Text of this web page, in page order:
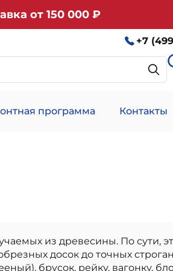
от 150 000 ₽
+7
программа Контакты
из древесины. По сути,
досок до точных
брусок, рейку, вагонку,